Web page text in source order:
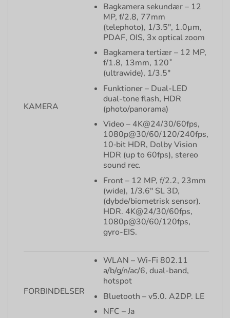
KAMERA
Bagkamera sekundær – 12
MP, f/2.8, 77mm
(telephoto), 1/3.5″, 1.0µm,
PDAF, OIS, 3x optical zoom
Bagkamera tertiær – 12 MP,
f/1.8, 13mm, 120˚
(ultrawide), 1/3.5″
Funktioner – Dual-LED
dual-tone flash, HDR
(photo/panorama)
Video – 4K@24/30/60fps,
1080p@30/60/120/240fps,
10‑bit HDR, Dolby Vision
HDR (up to 60fps), stereo
sound rec.
Front – 12 MP, f/2.2, 23mm
(wide), 1/3.6″ SL 3D,
(dybde/biometrisk sensor).
HDR. 4K@24/30/60fps,
1080p@30/60/120fps,
gyro-EIS.
FORBINDELSER
WLAN – Wi-Fi 802.11
a/b/g/n/ac/6, dual-band,
hotspot
Bluetooth – v5.0. A2DP. LE
NFC – Ja